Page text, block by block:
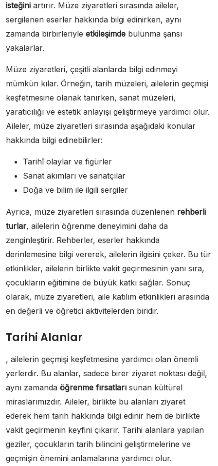
isteğini artırır. Müze ziyaretleri sırasında aileler,
sergilenen eserler hakkında bilgi edinirken, aynı
zamanda birbirleriyle etkileşimde bulunma şansı
yakalarlar.
Müze ziyaretleri, çeşitli alanlarda bilgi edinmeyi
mümkün kılar. Örneğin, tarih müzeleri, ailelerin geçmişi
keşfetmesine olanak tanırken, sanat müzeleri,
yaratıcılığı ve estetik anlayışı geliştirmeye yardımcı olur.
Aileler, müze ziyaretleri sırasında aşağıdaki konular
hakkında bilgi edinebilirler:
Tarihî olaylar ve figürler
Sanat akımları ve sanatçılar
Doğa ve bilim ile ilgili sergiler
Ayrıca, müze ziyaretleri sırasında düzenlenen rehberli
turlar, ailelerin öğrenme deneyimini daha da
zenginleştirir. Rehberler, eserler hakkında
derinlemesine bilgi vererek, ailelerin ilgisini çeker. Bu tür
etkinlikler, ailelerin birlikte vakit geçirmesinin yanı sıra,
çocukların eğitimine de büyük katkı sağlar. Sonuç
olarak, müze ziyaretleri, aile katılım etkinlikleri arasında
en değerli ve öğretici aktivitelerden biridir.
Tarihi Alanlar
, ailelerin geçmişi keşfetmesine yardımcı olan önemli
yerlerdir. Bu alanlar, sadece birer ziyaret noktası değil,
aynı zamanda öğrenme fırsatları sunan kültürel
miraslarımızdır. Aileler, birlikte bu alanları ziyaret
ederek hem tarih hakkında bilgi edinir hem de birlikte
vakit geçirmenin keyfini çıkarır. Tarihi alanlara yapılan
geziler, çocukların tarih bilincini geliştirmelerine ve
geçmişin önemini anlamalarına yardımcı olur.